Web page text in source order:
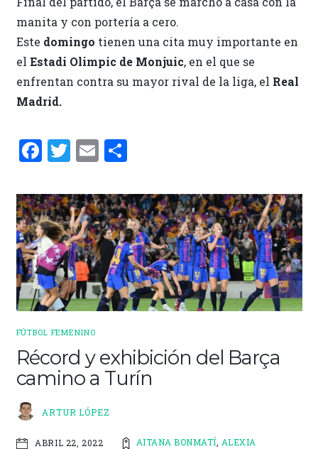
manita y con portería a cero.
Este domingo tienen una cita muy importante en
el Estadi Olimpic de Monjuic, en el que se
enfrentan contra su mayor rival de la liga, el Real
Madrid.
F
ce
b
o
o
k
T
it
te
r
E
ai
l
C
m
p
ar
ti
r
FÚTBOL FEMENINO
Récord y exhibición del Barça
camino a Turín
ARTUR LÓPEZ
ABRIL 22, 2022 AITANA BONMATÍ, ALEXIA